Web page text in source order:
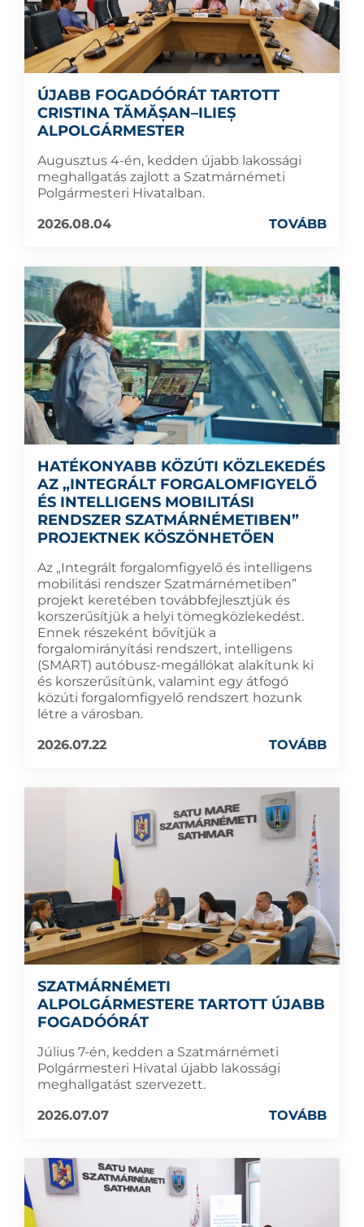
ÚJABB FOGADÓÓRÁT TARTOTT
CRISTINA TĂMĂȘAN–ILIEȘ
ALPOLGÁRMESTER
Augusztus 4-én, kedden újabb lakossági
meghallgatás zajlott a Szatmárnémeti
Polgármesteri Hivatalban.
2026.08.04
TOVÁBB
HATÉKONYABB KÖZÚTI KÖZLEKEDÉS
AZ „INTEGRÁLT FORGALOMFIGYELŐ
ÉS INTELLIGENS MOBILITÁSI
RENDSZER SZATMÁRNÉMETIBEN”
PROJEKTNEK KÖSZÖNHETŐEN
Az „Integrált forgalomfigyelő és intelligens
mobilitási rendszer Szatmárnémetiben”
projekt keretében továbbfejlesztjük és
korszerűsítjük a helyi tömegközlekedést.
Ennek részeként bővítjük a
forgalomirányítási rendszert, intelligens
(SMART) autóbusz-megállókat alakítunk ki
és korszerűsítünk, valamint egy átfogó
közúti forgalomfigyelő rendszert hozunk
létre a városban.
2026.07.22
TOVÁBB
SZATMÁRNÉMETI
ALPOLGÁRMESTERE TARTOTT ÚJABB
FOGADÓÓRÁT
Július 7-én, kedden a Szatmárnémeti
Polgármesteri Hivatal újabb lakossági
meghallgatást szervezett.
2026.07.07
TOVÁBB